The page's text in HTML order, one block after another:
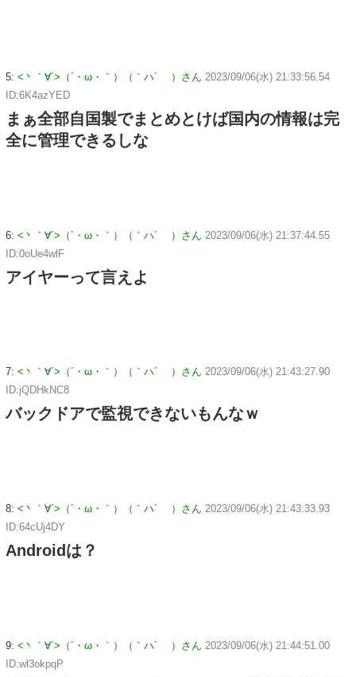
5: <丶｀∀´>（´・ω・｀）（｀ハ´ ）さん 2023/09/06(水) 21:33:56.54
ID:6K4azYED
まぁ全部自国製でまとめとけば国内の情報は完
全に管理できるしな
6: <丶｀∀´>（´・ω・｀）（｀ハ´ ）さん 2023/09/06(水) 21:37:44.55
ID:0oUe4wlF
アイヤーって言えよ
7: <丶｀∀´>（´・ω・｀）（｀ハ´ ）さん 2023/09/06(水) 21:43:27.90
ID:jQDHkNC8
バックドアで監視できないもんなｗ
8: <丶｀∀´>（´・ω・｀）（｀ハ´ ）さん 2023/09/06(水) 21:43:33.93
ID:64cUj4DY
Androidは？
9: <丶｀∀´>（´・ω・｀）（｀ハ´ ）さん 2023/09/06(水) 21:44:51.00
ID:wl3okpqP